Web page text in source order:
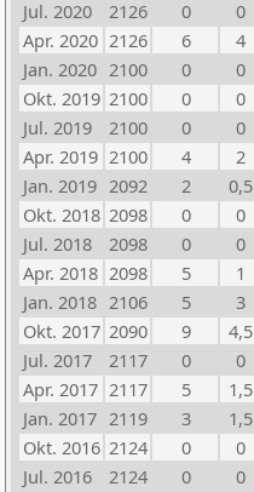
Jul. 2020
2126 0
0
Apr. 2020 2126 6
4
Jan. 2020 2100 0
0
Okt. 2019 2100 0
0
Jul. 2019
2100 0
0
Apr. 2019 2100 4
2
Jan. 2019 2092 2
0,5
Okt. 2018 2098 0
0
Jul. 2018
2098 0
0
Apr. 2018 2098 5
1
Jan. 2018 2106 5
3
Okt. 2017 2090 9
4,5
Jul. 2017
2117 0
0
Apr. 2017 2117 5
1,5
Jan. 2017 2119 3
1,5
Okt. 2016 2124 0
0
Jul. 2016
2124 0
0